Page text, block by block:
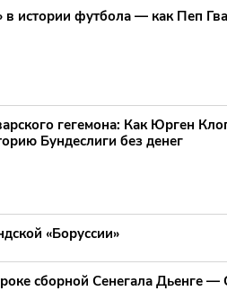
истории футбола — как Пеп
гегемона: Как Юрген
Бундеслиги без денег
«Боруссии»
сборной Сенегала Дьенге